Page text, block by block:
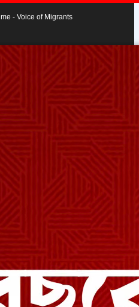
- Voice of Migrants